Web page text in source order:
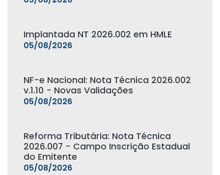
Implantada NT 2026.002 em HMLE
05/08/2026
NF-e Nacional: Nota Técnica 2026.002
v.1.10 - Novas Validações
05/08/2026
Reforma Tributária: Nota Técnica
2026.007 - Campo Inscrição Estadual
do Emitente
05/08/2026